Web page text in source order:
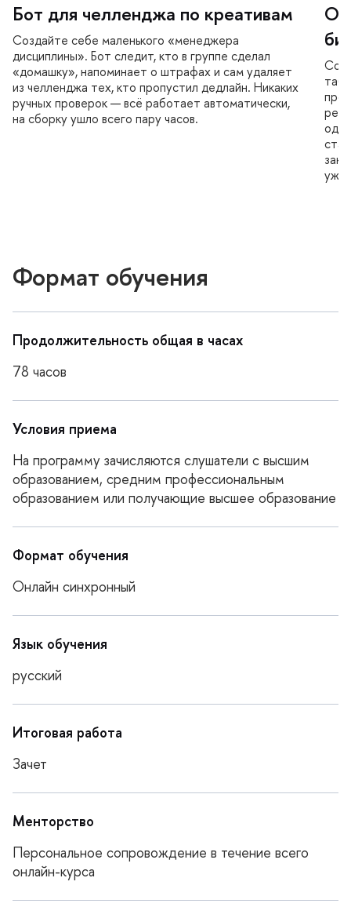
Бот для челленджа по креативам
Создайте себе маленького «менеджера
дисциплины». Бот следит, кто в группе сделал
«домашку», напоминает о штрафах и сам удаляет
из челленджа тех, кто пропустил дедлайн. Никаких
ручных проверок — всё работает автоматически,
на сборку ушло всего пару часов.
уже
Формат обучения
Продолжительность общая в часах
78 часо
Условия приема
На программу зачисляются слушатели с высшим
образованием, средним профессиональным
образованием или получающие высшее образование
Формат обучения
Онлайн синхронный
Язык обучения
русский
Итоговая работа
Зачет
Менторство
Персональное сопровождение в течение всего
онлайн-курса